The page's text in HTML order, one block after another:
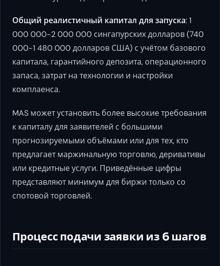
Общий реалистичный капитал для запуска: 1
000 000-2 000 000 сингапурских долларов (740
000-1 480 000 долларов США) с учётом базового
капитала, гарантийного депозита, операционного
запаса, затрат на технологии и настройки
комплаенса.
MAS может установить более высокие требования
к капиталу для заявителей с большими
прогнозируемыми объёмами или для тех, кто
предлагает маржинальную торговлю, деривативы
или кредитные услуги. Приведённые цифры
представляют минимум для биржи только со
спотовой торговлей.
Процесс подачи заявки из 6 шагов